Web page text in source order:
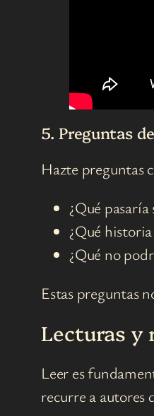
5. Preguntas
Hazte preguntas
¿Qué
¿Qué
¿Qué no
Estas preguntas
Lecturas y
Leer es
recurre a autores